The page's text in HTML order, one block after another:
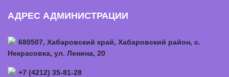
АДРЕС АДМИНИСТРАЦИИ
680507, Хабаровский край, Хабаровский район, с.
Некрасовка, ул. Ленина, 20
+7 (4212) 35-81-28